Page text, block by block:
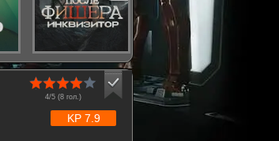
4/5 (8гол.)
KP 7.9